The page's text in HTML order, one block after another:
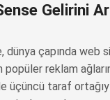
Gelirini
dünya çapında web
popüler reklam
üçüncü taraf